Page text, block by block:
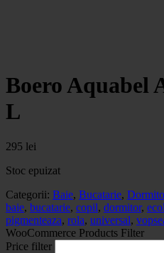
Boero Aquabel
L
295 lei
Stoc epuizat
Categorii: Baie, Bucatarie,
baie, bucatarie, copil, dormitor,
pigmenteaza, rola, universal,
WooCommerce Products Filter
Price filter